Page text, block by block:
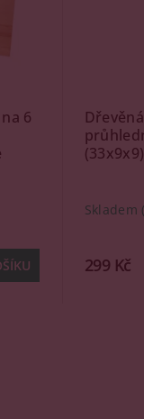
6
(33x9x9)
Skladem
299 Kč